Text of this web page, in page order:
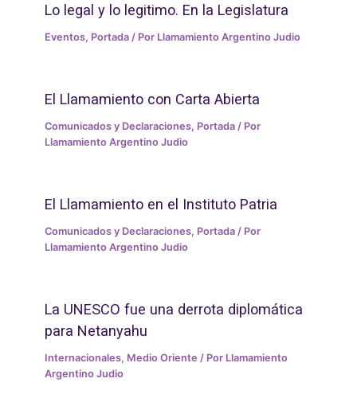
Lo legal y lo legitimo. En la Legislatura
Eventos, Portada / Por Llamamiento Argentino Judio
El Llamamiento con Carta Abierta
Comunicados y Declaraciones, Portada / Por
Llamamiento Argentino Judio
El Llamamiento en el Instituto Patria
Comunicados y Declaraciones, Portada / Por
Llamamiento Argentino Judio
La UNESCO fue una derrota diplomática
para Netanyahu
Internacionales, Medio Oriente / Por Llamamiento
Argentino Judio